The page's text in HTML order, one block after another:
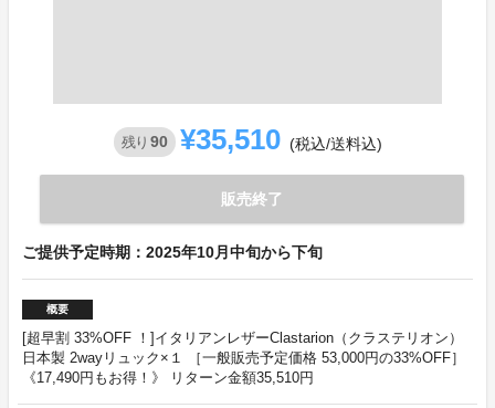
残り 90 ¥35,510 (税込/送料込)
販売終了
ご提供予定時期：2025年10月中旬から下旬
概要
[超早割 33%OFF ！]イタリアンレザーClastarion（クラステリオン）
日本製 2wayリュック×１ ［一般販売予定価格 53,000円の33%OFF］
《17,490円もお得！》 リターン金額35,510円